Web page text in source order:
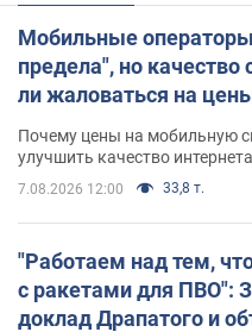
Мобильные
предела", но качество
ли жаловаться на
Почему цены на мобильную
улучшить качество
7.08.2026 12:00 33,8 т.
"Работаем над тем,
с ракетами для ПВО":
доклад Драпатого и